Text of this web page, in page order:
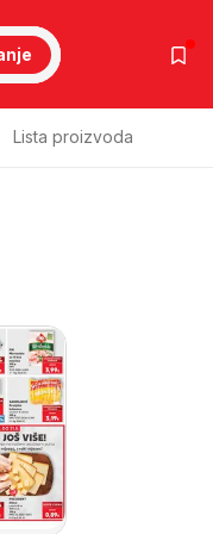
Lista proizvoda